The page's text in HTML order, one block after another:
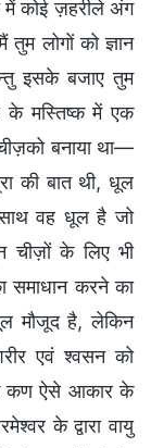
में कोई ज़हरीले अंग
लोगों को ज्ञान
इसके बजाए तुम
के मस्तिष्क में एक
बनाया था—
की बात थी, धूल
साथ वह धूल है जो
के लिए भी
समाधान करने का
मौजूद है, लेकिन
एवं श्वसन को
कण ऐसे आकार के
के द्वारा वायु